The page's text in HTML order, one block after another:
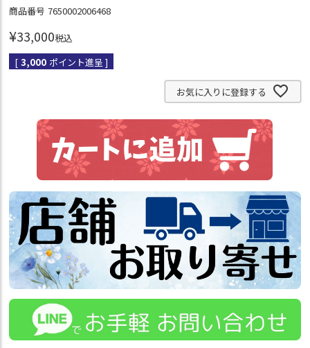
商品番号 7650002006468
¥33,000税込
[ 3,000 ポイント進呈 ]
お気に入りに登録する